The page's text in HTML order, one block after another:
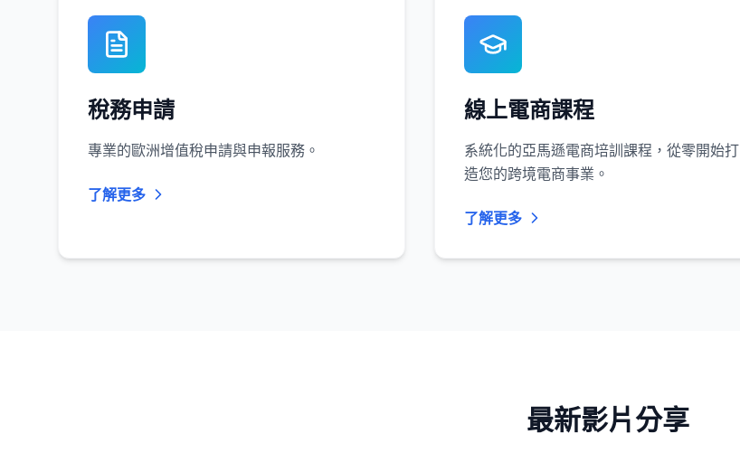
稅務申請
專業的歐洲增值稅申請與申報服務。
了解更多
線上電商課程
系統化的亞馬遜電商培訓課程，從零開始打
造您的跨境電商事業。
了解更多
最新影片分享